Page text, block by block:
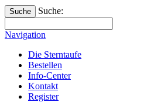
Suche Suche:
Navigation
Die Sterntaufe
Bestellen
Info-Center
Kontakt
Register